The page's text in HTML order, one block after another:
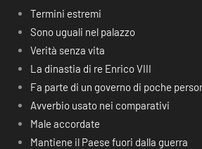
Termini estremi
Sono uguali nel palazzo
Verità senza vita
La dinastia di re Enrico VIII
Fa parte di un governo di poche
Avverbio usato nei comparativi
Male accordate
Mantiene il Paese fuori dalla guerra